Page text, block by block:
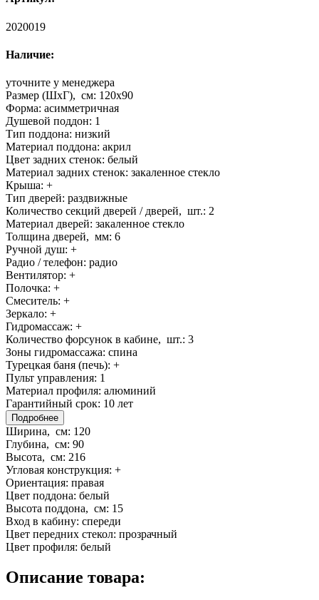
2020019
Наличие:
уточните у менеджера
Размер (ШхГ), см: 120x90
Форма: асимметричная
Душевой поддон: 1
Тип поддона: низкий
Материал поддона: акрил
Цвет задних стенок: белый
Материал задних стенок: закаленное стекло
Крыша: +
Тип дверей: раздвижные
Количество секций дверей / дверей, шт.: 2
Материал дверей: закаленное стекло
Толщина дверей, мм: 6
Ручной душ: +
Радио / телефон: радио
Вентилятор: +
Полочка: +
Смеситель: +
Зеркало: +
Гидромассаж: +
Количество форсунок в кабине, шт.: 3
Зоны гидромассажа: спина
Турецкая баня (печь): +
Пульт управления: 1
Материал профиля: алюминий
Гарантийный срок: 10 лет
Подробнее
Ширина, см: 120
Глубина, см: 90
Высота, см: 216
Угловая конструкция: +
Ориентация: правая
Цвет поддона: белый
Высота поддона, см: 15
Вход в кабину: спереди
Цвет передних стекол: прозрачный
Цвет профиля: белый
Описание товара: